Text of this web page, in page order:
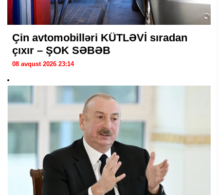
Çin avtomobilləri KÜTLƏVİ sıradan
çıxır – ŞOK SƏBƏB
08 avqust 2026 23:14